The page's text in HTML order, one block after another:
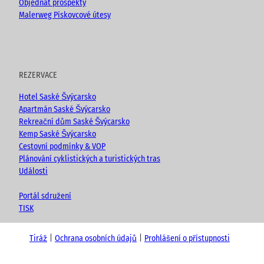
Objednat prospekty
Malerweg Pískovcové útesy
REZERVACE
Hotel Saské Švýcarsko
Apartmán Saské Švýcarsko
Rekreační dům Saské Švýcarsko
Kemp Saské Švýcarsko
Cestovní podmínky & VOP
Plánování cyklistických a turistických tras
Události
Portál sdružení
TISK
Tiráž Ochrana osobních údajů Prohlášení o přístupnosti